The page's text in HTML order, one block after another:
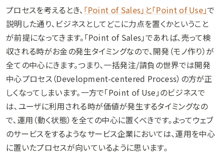
プロセスを考えるとき、 「Point of Sales」と「Point of Use」で
説明した通り、ビジネスとしてどこに力点を置くかということ
が前提になってきます。「Point of Sales」であれば、売って検
収される時がお金の発生タイミングなので、開発（モノ作り）が
全ての中心にきます。つまり、一括発注/請負の世界では開発
中心プロセス（Development-centered Process）の方が正
しくなってしまいます。一方で「Point of Use」のビジネスで
は、ユーザに利用される時が価値が発生するタイミングなの
で、運用（動く状態）を全ての中心に置くべきです。よってウェブ
のサービスをするようなサービス企業においては、運用を中心
に置いたプロセスが向いているように思います。